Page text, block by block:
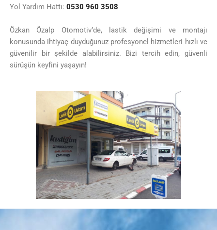
Yol Yardım Hattı: 0530 960 3508
Özkan Özalp Otomotiv’de, lastik değişimi ve montajı
konusunda ihtiyaç duyduğunuz profesyonel hizmetleri hızlı ve
güvenilir bir şekilde alabilirsiniz. Bizi tercih edin, güvenli
sürüşün keyfini yaşayın!